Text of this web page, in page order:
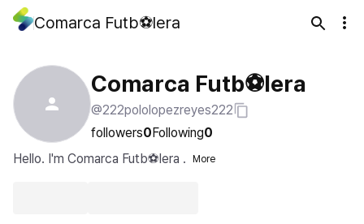
Comarca Futb⚽lera
Comarca Futb⚽lera
@222pololopezreyes222
followers0Following0
Hello. I'm Comarca Futb⚽lera .
More